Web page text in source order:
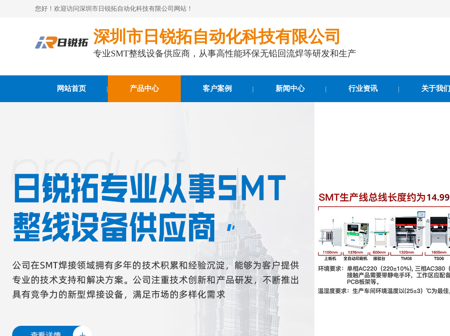
您好！欢迎访问深圳市日锐拓自动化科技有限公司网站！
深圳市日锐拓自动化科技有限公司
专业SMT整线设备供应商，从事高性能环保无铅回流焊等研发和生产
网站首页 产品中心 客户案例 新闻中心 行业资讯 关于我们